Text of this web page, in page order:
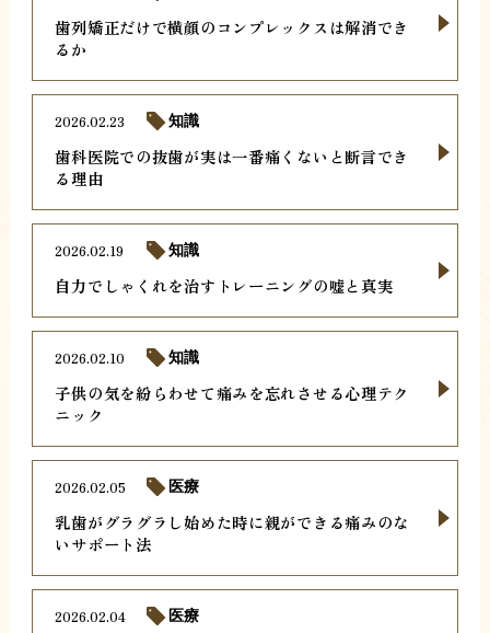
歯列矯正だけで横顔のコンプレックスは解消でき
るか
歯科医院での抜歯が実は一番痛くないと断言でき
る理由
2026.02.23 知識
自力でしゃくれを治すトレーニングの嘘と真実
2026.02.19 知識
子供の気を紛らわせて痛みを忘れさせる心理テク
ニック
2026.02.10 知識
乳歯がグラグラし始めた時に親ができる痛みのな
いサポート法
2026.02.05 医療
2026.02.04 医療